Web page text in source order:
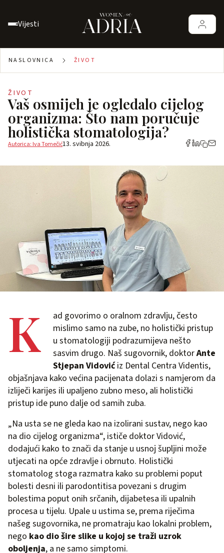
Vijesti
NASLOVNICA ŽIVOT
ŽIVOT
Vaš osmijeh je ogledalo cijelog
organizma: Što nam poručuje
holistička stomatologija?
Autorica: Iva Tomečić13. svibnja 2026.
K
ad govorimo o oralnom zdravlju, često
mislimo samo na zube, no holistički pristup
u stomatologiji podrazumijeva nešto
sasvim drugo. Naš sugovornik, doktorAnte
Stjepan Vidovićiz Dental Centra Videntis,
objašnjava kako većina pacijenata dolazi s namjerom da
izliječi karijes ili upaljeno zubno meso, ali holistički
pristup ide puno dalje od samih zuba.
„Na usta se ne gleda kao na izolirani sustav, nego kao
na dio cijelog organizma“, ističe doktor Vidović,
dodajući kako to znači da stanje u usnoj šupljini može
utjecati na opće zdravlje i obrnuto. Holistički
stomatolog stoga razmatra kako su problemi poput
bolesti desni ili parodontitisa povezani s drugim
bolestima poput onih srčanih, dijabetesa ili upalnih
procesa u tijelu. Upale u ustima se, prema riječima
našeg sugovornika, ne promatraju kao lokalni problem,
nego kao dio šire slike u kojoj se traži uzrok
oboljenja, a ne samo simptomi.